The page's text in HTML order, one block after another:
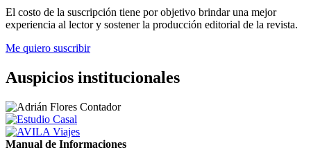
El costo de la suscripción tiene por objetivo brindar una mejor
experiencia al lector y sostener la producción editorial de la revista.
Me quiero suscribir
Auspicios institucionales
Manual de Informaciones